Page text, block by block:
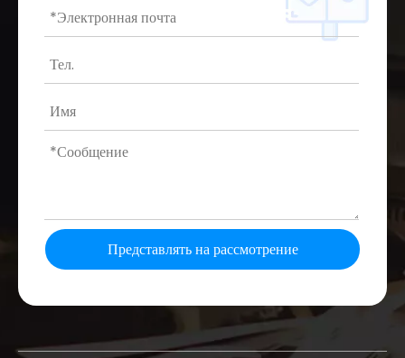
Представлять на рассмотрение